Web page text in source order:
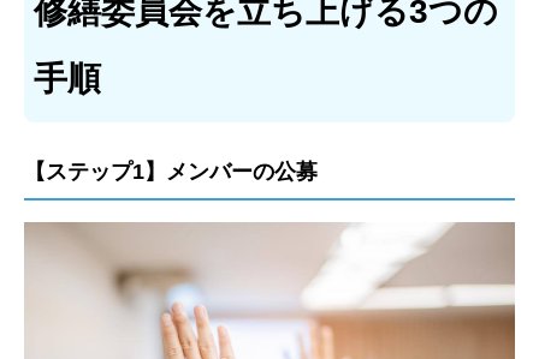
修繕委員会を立ち上げる3つの
手順
【ステップ1】メンバーの公募